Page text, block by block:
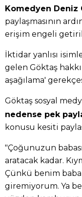
Komedyen Deniz
paylaşmasının
erişim engeli
İktidar yanlısı
gelen Göktaş
aşağılama'
Göktaş sosyal
nedense pek
konusu kesiti
"Çoğunuzun
aratacak kadar.
Çünkü benim
giremiyorum. Ya